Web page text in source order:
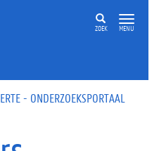
ZOEK MENU
- ONDERZOEKSPORTAAL